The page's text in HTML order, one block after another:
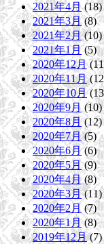
2021年4月(18)
2021年3月(8)
2021年2月(10)
2021年1月 (5)
2020年12月
2020年11月
2020年10月
2020年9月 (10)
2020年8月(12)
2020年7月(5)
2020年6月(6)
2020年5月(9)
2020年4月 (8)
2020年3月(11)
2020年2月 (7)
2020年1月(8)
2019年12月(7)